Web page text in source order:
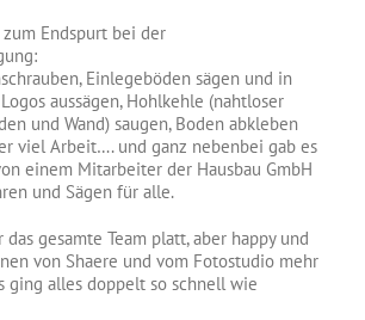
Endspurt bei der
Einlegeböden sägen und in
aussägen, Hohlkehle (nahtloser
und Wand) saugen, Boden abkleben
viel Arbeit…. und ganz nebenbei gab es
einem Mitarbeiter der Hausbau GmbH
und Sägen für alle.
gesamte Team platt, aber happy und
von Shaere und vom Fotostudio mehr
ging alles doppelt so schnell wie